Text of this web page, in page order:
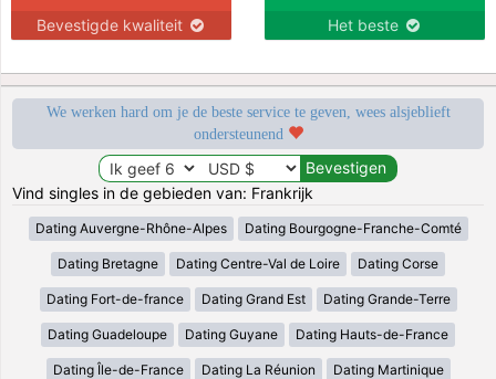
Bevestigde kwaliteit Het beste
We werken hard om je de beste service te geven, wees alsjeblieft
ondersteunend
Vind singles in de gebieden van: Frankrijk
Dating Auvergne-Rhône-Alpes Dating Bourgogne-Franche-Comté
Dating Bretagne Dating Centre-Val de Loire Dating Corse
Dating Fort-de-france Dating Grand Est Dating Grande-Terre
Dating Guadeloupe Dating Guyane Dating Hauts-de-France
Dating Île-de-France Dating La Réunion Dating Martinique